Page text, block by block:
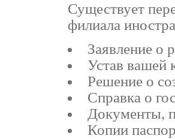
Существует
филиала
Заявление о
Устав вашей
Решение о
Справка о
Документы,
Копии